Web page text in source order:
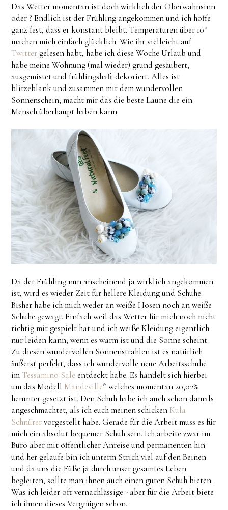
Das Wetter momentan ist doch wirklich der Oberwahnsinn
oder ? Endlich ist der Frühling angekommen und ich hoffe
ganz fest, dass er konstant bleibt. Temperaturen über 10°
machen mich einfach glücklich. Wie ihr vielleicht auf
Twittergelesen habt, habe ich diese Woche Urlaub und
habe meine Wohnung (mal wieder) grund gesäubert,
ausgemistet und frühlingshaft dekoriert. Alles ist
blitzeblank und zusammen mit dem wundervollen
Sonnenschein, macht mir das die beste Laune die ein
Mensch überhaupt haben kann.
Da der Frühling nun anscheinend ja wirklich angekommen
ist, wird es wieder Zeit für hellere Kleidung und Schuhe.
Bisher habe ich mich weder an weiße Hosen noch an weiße
Schuhe gewagt. Einfach weil das Wetter für mich noch nicht
richtig mit gespielt hat und ich weiße Kleidung eigentlich
nur leiden kann, wenn es warm ist und die Sonne scheint.
Zu diesen wundervollen Sonnenstrahlen ist es natürlich
äußerst perfekt, dass ich wundervolle neue Arbeitsschuhe
im Tessamino Sale entdeckt habe. Es handelt sich hierbei
um das Modell Mandeville* welches momentan 20,02%
herunter gesetzt ist. Den Schuh habe ich auch schon damals
angeschmachtet, als ich euch meinen schicken Kula
Schnürervorgestellt habe. Gerade für die Arbeit muss es für
mich ein absolut bequemer Schuh sein. Ich arbeite zwar im
Büro aber mit öffentlicher Anreise und permanenten hin
und her gelaufe bin ich unterm Strich viel auf den Beinen
und da uns die Füße ja durch unser gesamtes Leben
begleiten, sollte man ihnen auch einen guten Schuh bieten.
Was ich leider oft vernachlässige - aber für die Arbeit biete
ich ihnen dieses Vergnügen schon.